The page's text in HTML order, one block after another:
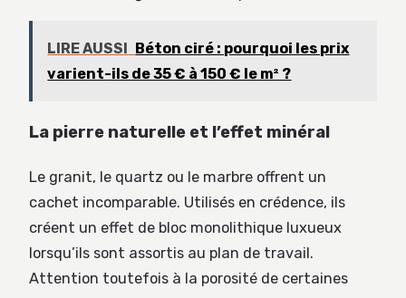
LIRE AUSSI Béton ciré : pourquoi les prix
varient-ils de 35 € à 150 € le m² ?
La pierre naturelle et l’effet minéral
Le granit, le quartz ou le marbre offrent un
cachet incomparable. Utilisés en crédence, ils
créent un effet de bloc monolithique luxueux
lorsqu’ils sont assortis au plan de travail.
Attention toutefois à la porosité de certaines